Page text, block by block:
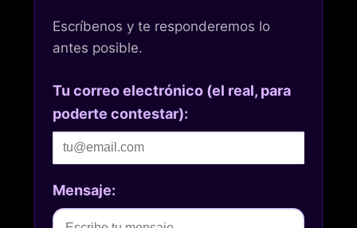
Escríbenos y te responderemos lo
antes posible.
Tu correo electrónico (el real, para
poderte contestar):
Mensaje: